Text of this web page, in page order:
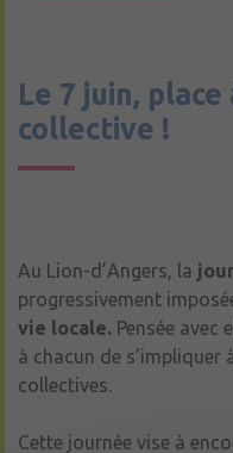
Le 7 juin, place
collective !
Au Lion-d’Angers , la
progressivement
vie locale. Pensée avec
à chacun de
collectives.
Cette journée vise à